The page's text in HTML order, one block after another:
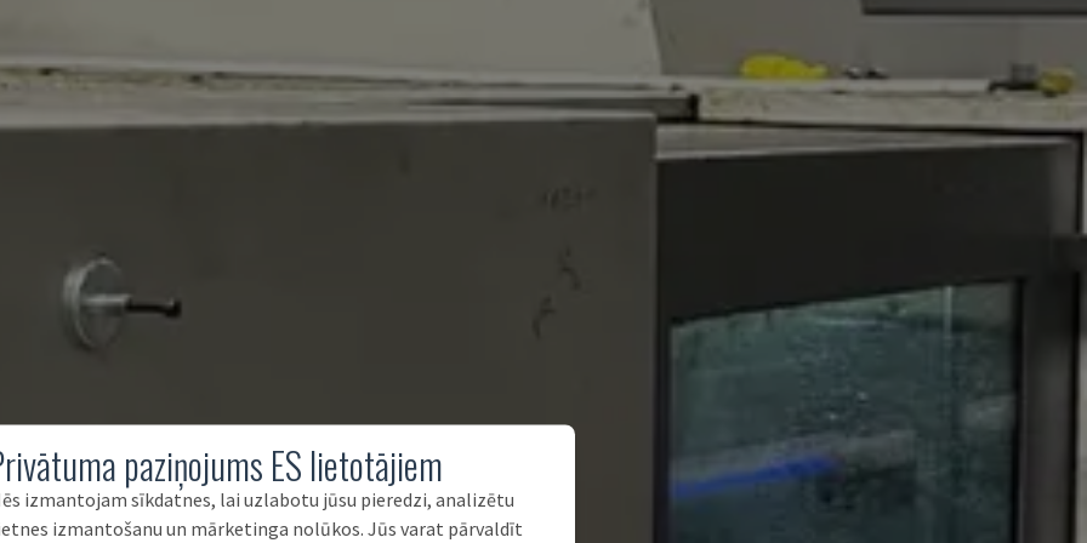
paziņojums ES lietotājiem
izmantojam sīkdatnes, lai uzlabotu jūsu pieredzi, analizētu
izmantošanu un mārketinga nolūkos. Jūs varat pārvaldīt